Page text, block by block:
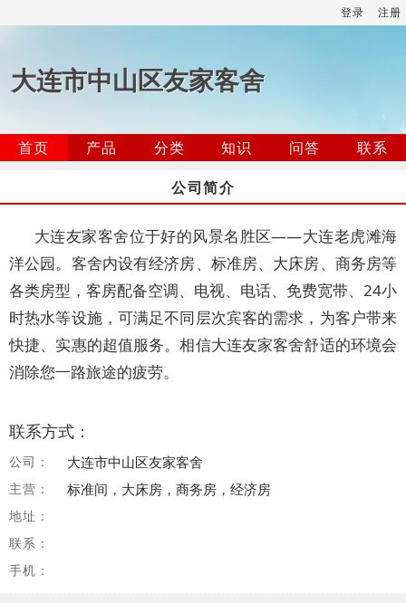
登录 注册
大连市中山区友家客舍
首页 产品 分类 知识 问答
联系
公司简介
大连友家客舍位于好的风景名胜区――大连老虎滩海
洋公园。客舍内设有经济房、标准房、大床房、商务房等
各类房型，客房配备空调、电视、电话、免费宽带、24小
时热水等设施，可满足不同层次宾客的需求，为客户带来
快捷、实惠的超值服务。相信大连友家客舍舒适的环境会
消除您一路旅途的疲劳。
联系方式：
公司： 大连市中山区友家客舍
主营： 标准间，大床房，商务房，经济房
地址：
联系：
手机：